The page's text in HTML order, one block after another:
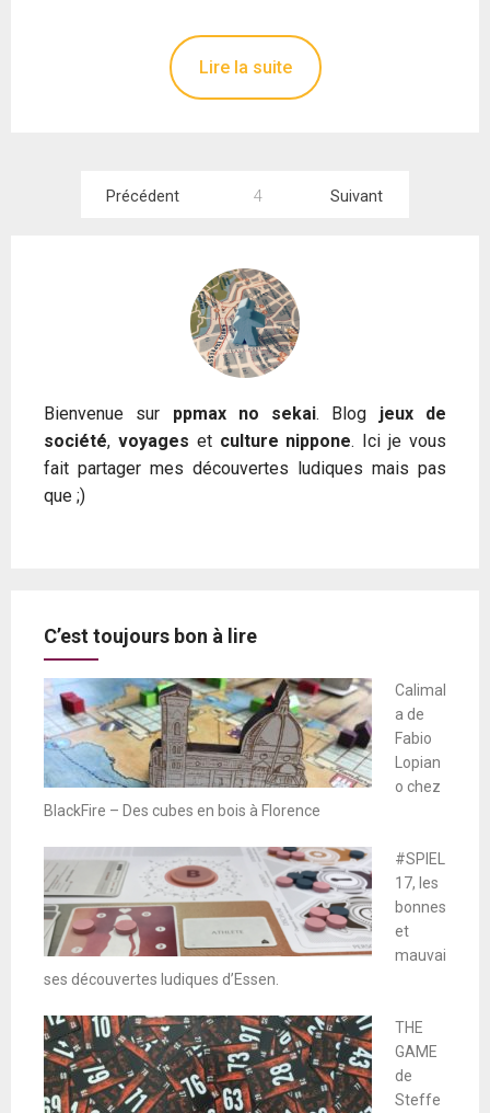
Lire la suite
Pagination
Précédent 4 Suivant
Bienvenue sur ppmax no sekai. Blog jeux de
société, voyages et culture nippone. Ici je vous
fait partager mes découvertes ludiques mais pas
que ;)
C’est toujours bon à lire
Calimal
a de
Fabio
Lopian
o chez
BlackFire – Des cubes en bois à Florence
#SPIEL
17, les
bonnes
et
mauvai
ses découvertes ludiques d’Essen.
THE
GAME
de
Steffe